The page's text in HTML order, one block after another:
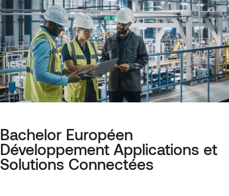
Bachelor Européen
Développement Applications et
Solutions Connectées